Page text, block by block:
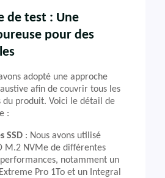
de test : Une
pour des
adopté une approche
afin de couvrir tous les
du produit. Voici le détail de
:
SSD : Nous avons utilisé
M.2 NVMe de différentes
notamment un
Pro 1To et un Integral